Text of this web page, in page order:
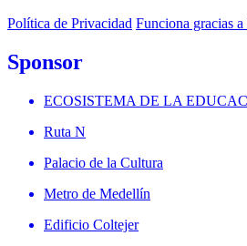
Política de Privacidad Funciona gracias a
Sponsor
ECOSISTEMA DE LA
Ruta N
Palacio de la Cultura
Metro de Medellín
Edificio Coltejer